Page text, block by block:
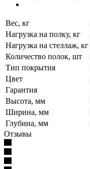
Вес, кг
Нагрузка на полку, кг
Нагрузка на стеллаж, кг
Количество полок, шт
Тип покрытия
Цвет
Гарантия
Высота, мм
Ширина, мм
Глубина, мм
Отзывы